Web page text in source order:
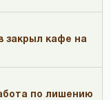
закрыл кафе на
по лишению